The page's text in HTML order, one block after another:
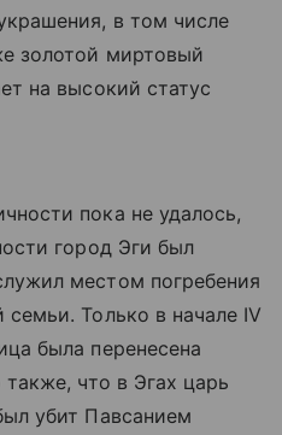
в том числе
золотой миртовый
на высокий статус
пока не удалось,
город Эги был
местом погребения
семьи. Только в начале IV
была перенесена
что в Эгах царь
убит Павсанием